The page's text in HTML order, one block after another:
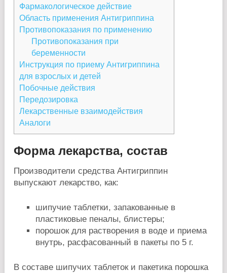
Фармакологическое действие
Область применения Антигриппина
Противопоказания по применению
Противопоказания при
беременности
Инструкция по приему Антигриппина
для взрослых и детей
Побочные действия
Передозировка
Лекарственные взаимодействия
Аналоги
Форма лекарства, состав
Производители средства Антигриппин
выпускают лекарство, как:
шипучие таблетки, запакованные в
пластиковые пеналы, блистеры;
порошок для растворения в воде и приема
внутрь, расфасованный в пакеты по 5 г.
В составе шипучих таблеток и пакетика порошка